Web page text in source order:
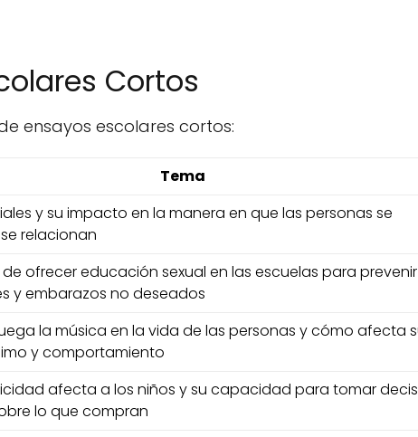
Cortos
ensayos escolares cortos:
Tema
y su impacto en la manera en que las personas se
relacionan
ofrecer educación sexual en las escuelas para prevenir
y embarazos no deseados
la música en la vida de las personas y cómo afecta
y comportamiento
afecta a los niños y su capacidad para tomar
lo que compran